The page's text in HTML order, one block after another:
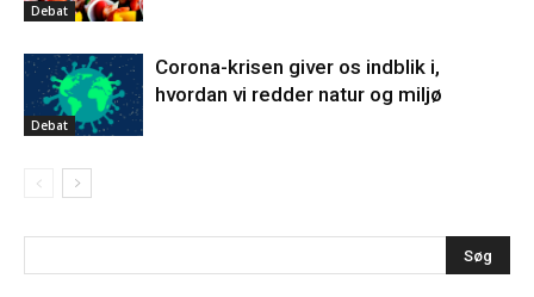
Debat
Debat
Corona-krisen giver os indblik i,
hvordan vi redder natur og miljø